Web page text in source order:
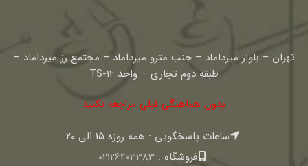
تهران – بلوار میرداماد – جنب مترو میرداماد – مجتمع رز میرداماد –
طبقه دوم تجاری – واحد TS-12
بدون هماهنگی قبلی مراجعه نکنید
ساعات پاسخگویی : همه روزه 15 الی 20
فروشگاه : 02126403383